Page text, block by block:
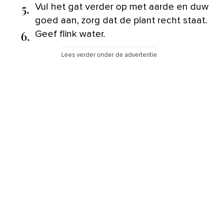
5.
Vul het gat verder op met aarde en duw
goed aan, zorg dat de plant recht staat.
6. Geef flink water.
Lees verder onder de advertentie